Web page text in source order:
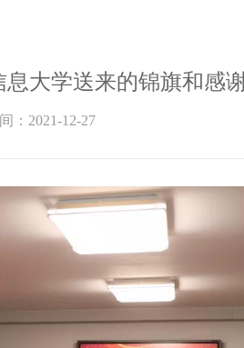
息大学送来的锦旗和感
：2021-12-27